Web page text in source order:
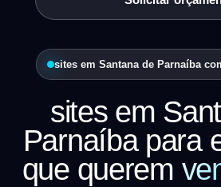
sites em Santana de Parnaíba
sites em
Parnaíba para
que querem